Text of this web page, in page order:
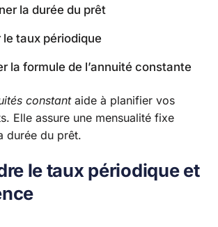
la durée du prêt
le taux périodique
la formule de l’annuité constante
constantaide à planifier vos
Elle assure une mensualité fixe
durée du prêt.
le taux périodique et